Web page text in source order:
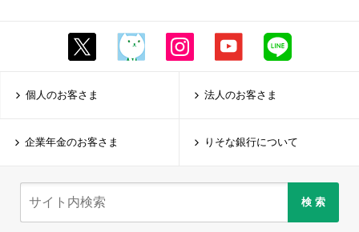
個人のお客さま 法人のお客さま
企業年金のお客さま りそな銀行について
検 索